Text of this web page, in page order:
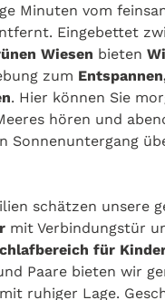
Minuten vom
Eingebettet
Wiesen bieten
zum
. Hier können Sie
hören und
Sonnenuntergang
schätzen unsere
mit Verbindungstür
für
Paare bieten wir
mit ruhiger Lage.